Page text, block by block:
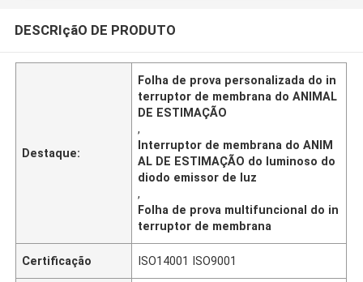
DESCRIçãO DE PRODUTO
Destaque:
Folha de prova personalizada do in
terruptor de membrana do ANIMAL
DE ESTIMAÇÃO
,
Interruptor de membrana do ANIM
AL DE ESTIMAÇÃO do luminoso do
diodo emissor de luz
,
Folha de prova multifuncional do in
terruptor de membrana
Certificação ISO14001 ISO9001